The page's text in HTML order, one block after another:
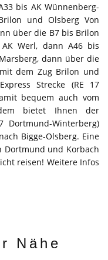
bis AK Wünnenberg-
und Olsberg Von
über die B7 bis Brilon
Werl, dann A46 bis
dann über die
dem Zug Brilon und
Strecke (RE 17
bequem auch vom
bietet Ihnen der
Dortmund-Winterberg)
Bigge-Olsberg. Eine
Dortmund und Korbach
reisen! Weitere Infos
Nähe